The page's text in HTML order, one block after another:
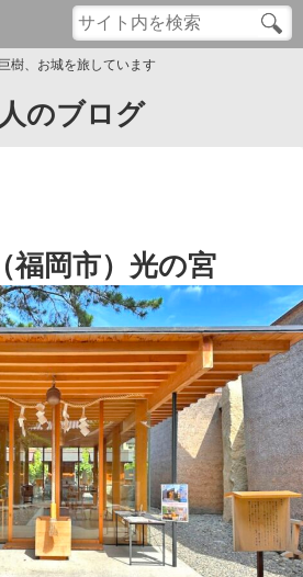
Close
樹、お城を旅しています
のブログ
福岡市）光の宮